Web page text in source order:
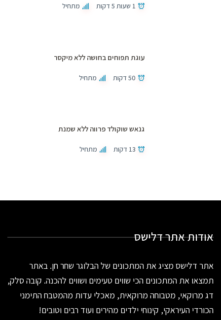
1 שעות 5 דקות מתחיל
עוגת תפוחים בחושה ללא מיקסר
50 דקות מתחיל
גנאש שוקולד פרווה ללא שמנת
13 דקות מתחיל
אודות אתר דלישס
אתר דלישס מציג את המתכונים של הבלוגר שחר חן. באתר
תמצאו את המתכונים הכי שווים טעימים ושווים להכנה. קובה סלק,
דג מרוקאי, מטבוחה מרוקאית, מאכלי עדות מהמטבח התימני
הכורדי העיראקי, קינוחי ילדים מהירים ועוד רבים וטובים!